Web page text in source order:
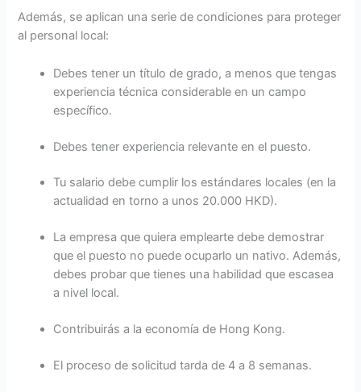
Además, se aplican una serie de condiciones para proteger
al personal local:
Debes tener un título de grado, a menos que tengas
experiencia técnica considerable en un campo
específico.
Debes tener experiencia relevante en el puesto.
Tu salario debe cumplir los estándares locales (en la
actualidad en torno a unos 20.000 HKD).
La empresa que quiera emplearte debe demostrar
que el puesto no puede ocuparlo un nativo. Además,
debes probar que tienes una habilidad que escasea
a nivel local.
Contribuirás a la economía de Hong Kong.
El proceso de solicitud tarda de 4 a 8 semanas.